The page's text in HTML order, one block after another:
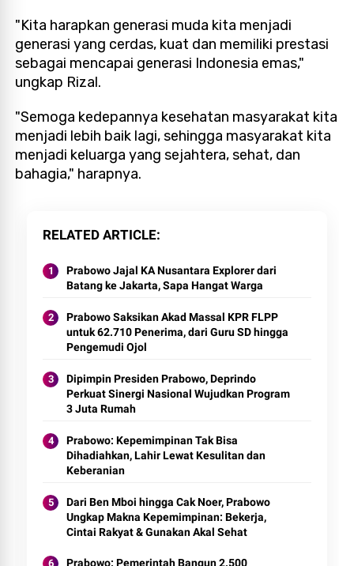
"Kita harapkan generasi muda kita menjadi
generasi yang cerdas, kuat dan memiliki prestasi
sebagai mencapai generasi Indonesia emas,"
ungkap Rizal.
"Semoga kedepannya kesehatan masyarakat kita
menjadi lebih baik lagi, sehingga masyarakat kita
menjadi keluarga yang sejahtera, sehat, dan
bahagia," harapnya.
RELATED ARTICLE
Prabowo Jajal KA Nusantara Explorer dari
Batang ke Jakarta, Sapa Hangat Warga
Prabowo Saksikan Akad Massal KPR FLPP
untuk 62.710 Penerima, dari Guru SD hingga
Pengemudi Ojol
Dipimpin Presiden Prabowo, Deprindo
Perkuat Sinergi Nasional Wujudkan Program
3 Juta Rumah
Prabowo: Kepemimpinan Tak Bisa
Dihadiahkan, Lahir Lewat Kesulitan dan
Keberanian
Dari Ben Mboi hingga Cak Noer, Prabowo
Ungkap Makna Kepemimpinan: Bekerja,
Cintai Rakyat & Gunakan Akal Sehat
Prabowo: Pemerintah Bangun 2.500